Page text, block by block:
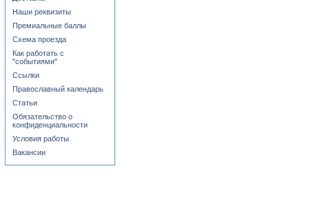
Наши реквизиты
Премиальные баллы
Схема проезда
Как работать с
"событиями"
Ссылки
Православный календарь
Статьи
Обязательство о
конфиденциальности
Условия работы
Вакансии